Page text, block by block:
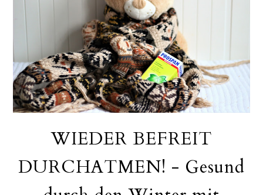
WIEDER BEFREIT
DURCHATMEN! - Gesund